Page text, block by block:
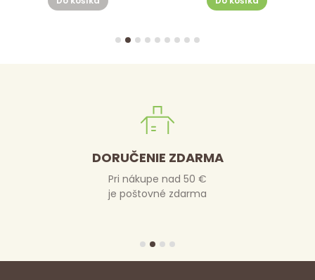
DORUČENIE ZDARMA
Pri nákupe nad 50 €
je poštovné zdarma